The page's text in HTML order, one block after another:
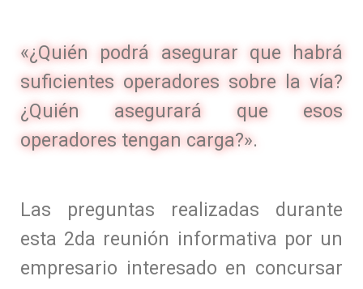
«¿Quién podrá asegurar que habrá
suficientes operadores sobre la vía?
¿Quién asegurará que esos
operadores tengan carga?».
Las preguntas realizadas durante
esta 2da reunión informativa por un
empresario interesado en concursar